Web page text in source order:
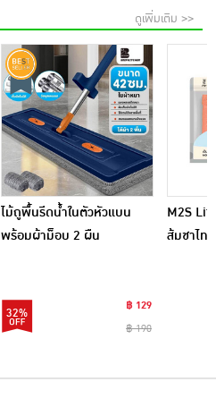
ดูเพิ่มเติม >>
ไม้ถูพื้นรีดน้ำในตัวหัวแบน
พร้อมผ้าม็อบ 2 ผืน
32%
฿ 129
฿ 190
M2S
ส้มชาไท